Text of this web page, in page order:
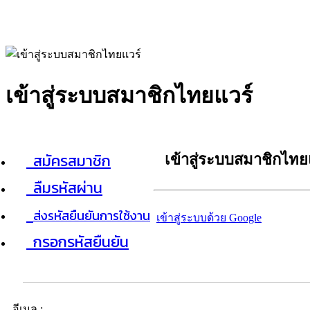
เข้าสู่ระบบสมาชิกไทยแวร์
สมัครสมาชิก
ลืมรหัสผ่าน
ส่งรหัสยืนยันการใช้งาน
กรอกรหัสยืนยัน
เข้าสู่ระบบสมาชิกไท
เข้าสู่ระบบด้วย Google